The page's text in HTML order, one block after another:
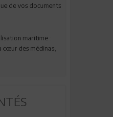
de vos documents
maritime :
cœur des médinas,